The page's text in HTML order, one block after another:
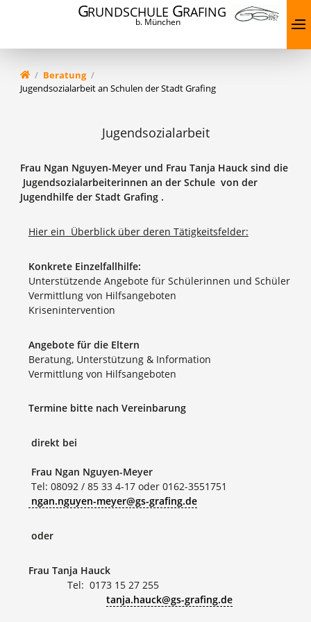
GRUNDSCHULE GRAFING
b. München
Wir über uns
Offene Ganztagsschule (OGTS)
Beratung
Service
Beratung
Jugendsozialarbeit an Schulen der Stadt Grafing
Jugendsozialarbeit
Frau Ngan Nguyen-Meyer und Frau Tanja Hauck sind die
Jugendsozialarbeiterinnen an der Schule von der
Jugendhilfe der Stadt Grafing .
Hier ein Überblick über deren Tätigkeitsfelder:
Konkrete Einzelfallhilfe:
Unterstützende Angebote für Schülerinnen und Schüler
Vermittlung von Hilfsangeboten
Krisenintervention
Angebote für die Eltern
Beratung, Unterstützung & Information
Vermittlung von Hilfsangeboten
Termine bitte nach Vereinbarung
direkt bei
Frau Ngan Nguyen-Meyer
Tel: 08092 / 85 33 4-17 oder 0162-3551751
ngan.nguyen-meyer@gs-grafing.de
oder
Frau Tanja Hauck
Tel: 0173 15 27 255
tanja.hauck@gs-grafing.de